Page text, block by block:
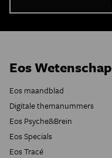
Eos Wetenschap
Eos maandblad
Digitale themanummers
Eos Psyche&Brein
Eos Specials
Eos Tracé